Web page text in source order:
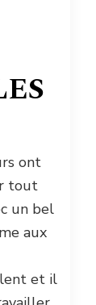
ont
tout
un bel
aux
et il